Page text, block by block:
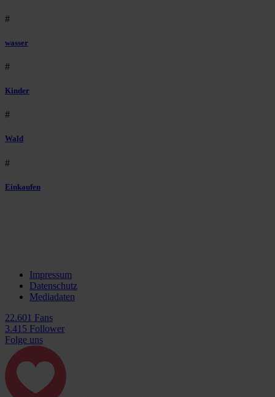
#
wasser
#
Kinder
#
Wald
#
Einkaufen
Impressum
Datenschutz
Mediadaten
22.601 Fans
3.415 Follower
Folge uns